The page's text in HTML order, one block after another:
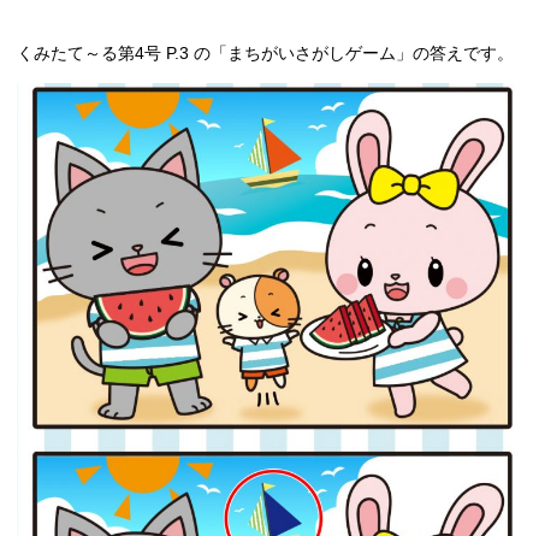
くみたて～る第4号 P.3 の「まちがいさがしゲーム」の答えです。